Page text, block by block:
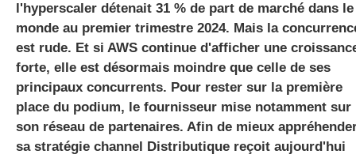
gratuite
l'hyperscaler détenait 31 % de part de marché dans le
monde au premier trimestre 2024. Mais la
est rude. Et si AWS continue d'afficher une
forte, elle est désormais moindre que celle de ses
principaux concurrents. Pour rester sur la première
place du podium, le fournisseur mise notamment sur
son réseau de partenaires. Afin de mieux
sa stratégie channel Distributique reçoit aujourd'hui